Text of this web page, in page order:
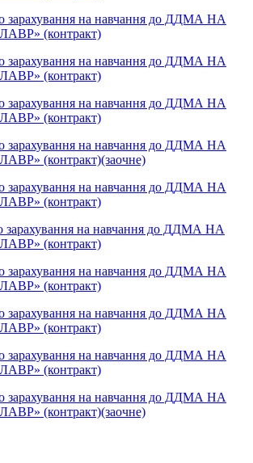
зарахування на навчання до ДДМА НА
(контракт)
зарахування на навчання до ДДМА НА
(контракт)
зарахування на навчання до ДДМА НА
(контракт)
зарахування на навчання до ДДМА НА
(контракт)(заочне)
зарахування на навчання до ДДМА НА
(контракт)
зарахування на навчання до ДДМА НА
(контракт)
зарахування на навчання до ДДМА НА
(контракт)
зарахування на навчання до ДДМА НА
(контракт)
зарахування на навчання до ДДМА НА
(контракт)
зарахування на навчання до ДДМА НА
(контракт)(заочне)